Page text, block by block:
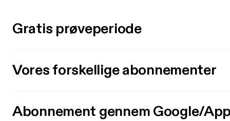
Gratis prøveperiode
Vores forskellige abonnementer
Abonnement gennem Google/